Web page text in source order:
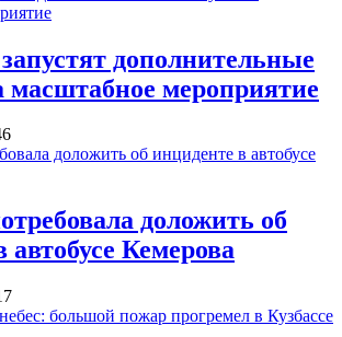
дополнительные
масштабное мероприятие
доложить об
автобусе Кемерова